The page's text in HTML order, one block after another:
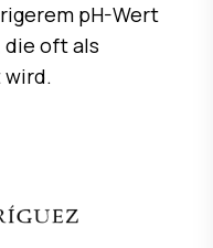
pH-Wert
die oft als
wird.